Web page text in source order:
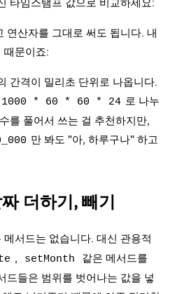
타임스탬프 값으로 비교하세요:
연산자를 그대로 써도 됩니다. 내
때문이죠:
간격이 밀리초 단위로 나옵니다.
1000 * 60 * 60 * 24 로 나누
를 풀어서 쓰는 걸 추천하지만,
만 봐도 "아, 하루구나" 하고
더하기, 빼기
메서드는 없습니다. 대신 관용적
, setMonth
같은 메서드를
드들은 범위를 벗어나는 값을 넣